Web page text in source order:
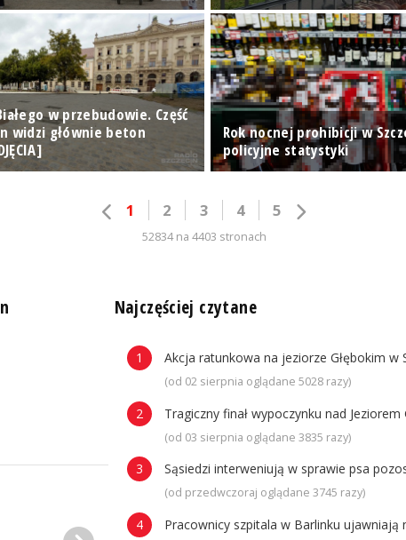
w przebudowie. Część
widzi głównie beton
Rok nocnej prohibicji w
policyjne statystyki
1 2 3 4 5
52834 na 4403 stronach
Najczęściej czytane
Akcja ratunkowa na jeziorze Głębokim w
(od 02 sierpnia oglądane 5028 razy)
Tragiczny finał wypoczynku nad Jeziorem
(od 03 sierpnia oglądane 3835 razy)
Sąsiedzi interweniują w sprawie psa
(od przedwczoraj oglądane 3745 razy)
Pracownicy szpitala w Barlinku